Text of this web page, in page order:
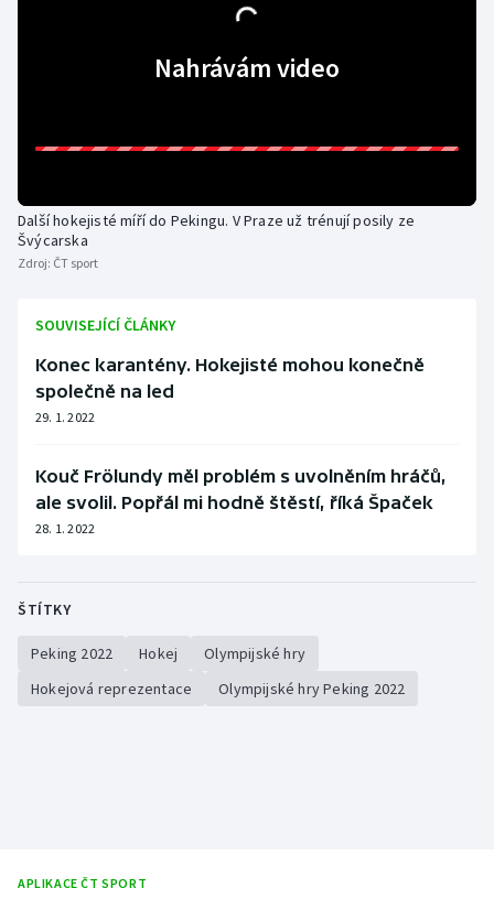
Rychlobruslení
Short track
Sportovní střelba
Triatlon
Vodní slalom
Volejbal
Ostatní
Nahrávám video
Další hokejisté míří do Pekingu. V Praze už trénují posily ze
Švýcarska
Zdroj: ČT sport
SOUVISEJÍCÍ ČLÁNKY
Konec karantény. Hokejisté mohou konečně
společně na led
29. 1. 2022
Kouč Frölundy měl problém s uvolněním hráčů,
ale svolil. Popřál mi hodně štěstí, říká Špaček
28. 1. 2022
ŠTÍTKY
Peking 2022 Hokej
Olympijské hry
Hokejová reprezentace
Olympijské hry Peking 2022
APLIKACE ČT SPORT